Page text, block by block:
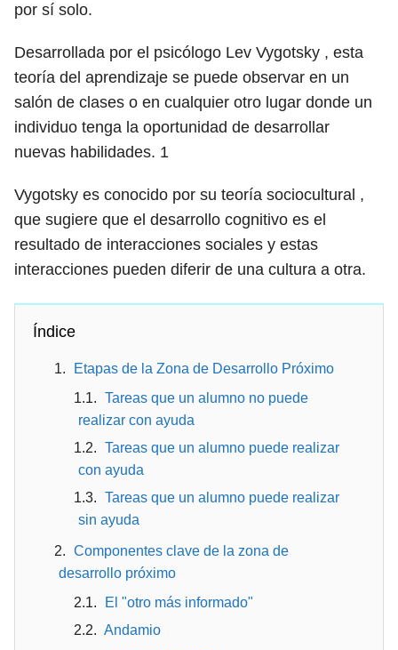
por sí solo.
Desarrollada por el psicólogo Lev Vygotsky , esta
teoría del aprendizaje se puede observar en un
salón de clases o en cualquier otro lugar donde un
individuo tenga la oportunidad de desarrollar
nuevas habilidades. 1
Vygotsky es conocido por su teoría sociocultural ,
que sugiere que el desarrollo cognitivo es el
resultado de interacciones sociales y estas
interacciones pueden diferir de una cultura a otra.
Índice
Etapas de la Zona de Desarrollo Próximo
Tareas que un alumno no puede
realizar con ayuda
Tareas que un alumno puede realizar
con ayuda
Tareas que un alumno puede realizar
sin ayuda
Componentes clave de la zona de
desarrollo próximo
El "otro más informado"
Andamio